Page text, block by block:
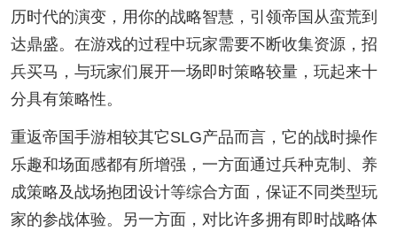
历时代的演变，用你的战略智慧，引领帝国从蛮荒到
达鼎盛。在游戏的过程中玩家需要不断收集资源，招
兵买马，与玩家们展开一场即时策略较量，玩起来十
分具有策略性。
重返帝国手游相较其它SLG产品而言，它的战时操作
乐趣和场面感都有所增强，一方面通过兵种克制、养
成策略及战场抱团设计等综合方面，保证不同类型玩
家的参战体验。另一方面，对比许多拥有即时战略体